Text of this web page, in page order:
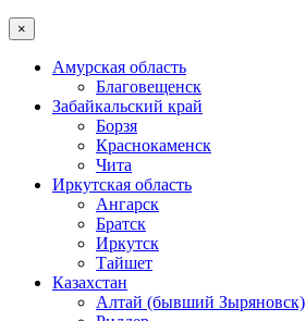
×
Амурская область
Благовещенск
Забайкальский край
Борзя
Краснокаменск
Чита
Иркутская область
Ангарск
Братск
Иркутск
Тайшет
Казахстан
Алтай (бывший Зыряновск)